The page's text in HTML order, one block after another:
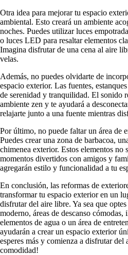
Otra idea para mejorar tu espacio
ambiental. Esto creará un ambiente
noches. Puedes utilizar luces
o luces LED para resaltar elementos
Imagina disfrutar de una cena al aire
velas.
Además, no puedes olvidarte de
espacio exterior. Las fuentes,
de serenidad y tranquilidad. El sonido
ambiente zen y te ayudará a
relajarte junto a una fuente mientras
Por último, no puede faltar un área de
Puedes crear una zona de barbacoa,
chimenea exterior. Estos elementos
momentos divertidos con amigos y
agregarán estilo y funcionalidad a tu
En conclusión, las reformas de
transformar tu espacio exterior en un
disfrutar del aire libre. Ya sea que
moderno, áreas de descanso
elementos de agua o un área de
ayudarán a crear un espacio exterior
esperes más y comienza a disfrutar
comodidad!